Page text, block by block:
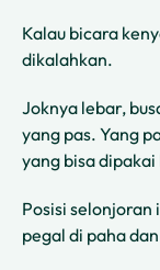
Kalau bicara
dikalahkan.
Joknya lebar,
yang pas. Yang
yang bisa
Posisi
pegal di paha